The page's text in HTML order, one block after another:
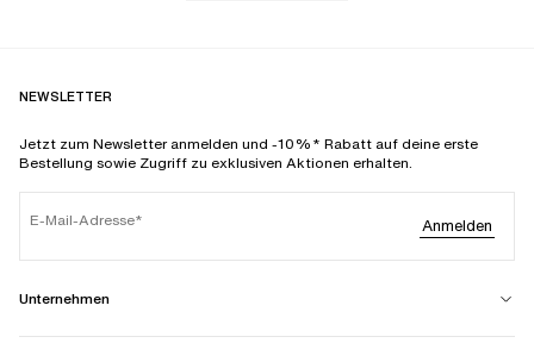
NEWSLETTER
Jetzt zum Newsletter anmelden und -10%* Rabatt auf deine erste
Bestellung sowie Zugriff zu exklusiven Aktionen erhalten.
E-Mail-Adresse Anmelden
Unternehmen